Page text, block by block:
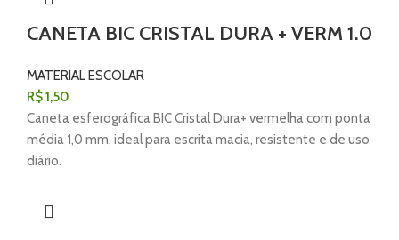
CANETA BIC CRISTAL DURA + VERM 1.0
MATERIAL ESCOLAR
R$1,50
Caneta esferográfica BIC Cristal Dura+ vermelha com ponta
média 1,0 mm, ideal para escrita macia, resistente e de uso
diário.